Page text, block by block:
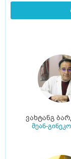
ვახტანგ
მეან-